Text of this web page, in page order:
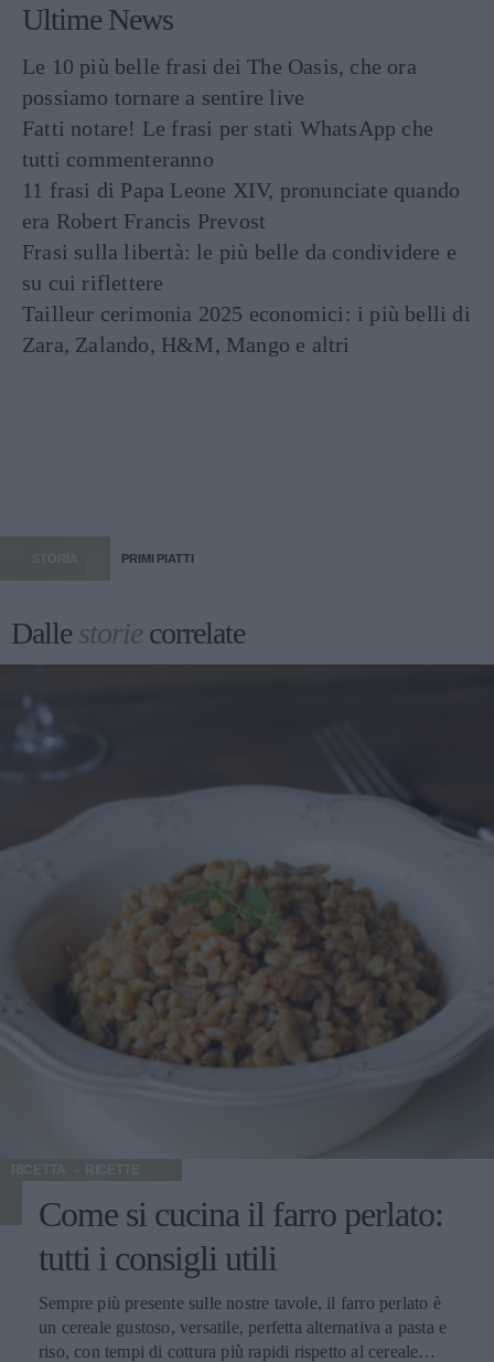
Ultime News
Le 10 più belle frasi dei The Oasis, che ora
possiamo tornare a sentire live
Fatti notare! Le frasi per stati WhatsApp che
tutti commenteranno
11 frasi di Papa Leone XIV, pronunciate quando
era Robert Francis Prevost
Frasi sulla libertà: le più belle da condividere e
su cui riflettere
Tailleur cerimonia 2025 economici: i più belli di
Zara, Zalando, H&M, Mango e altri
STORIA PRIMI PIATTI
Dallestoriecorrelate
RICETTA
Come si cucina il farro perlato:
tutti i consigli utili
Sempre più presente sulle nostre tavole, il farro perlato è
un cereale gustoso, versatile, perfetta alternativa a pasta e
riso, con tempi di cottura più rapidi rispetto al cereale